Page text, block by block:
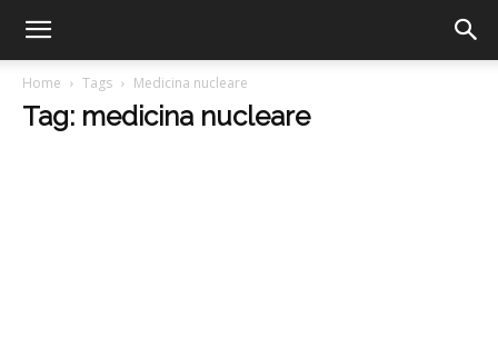
Home Tags Medicina nucleare
Tag: medicina nucleare